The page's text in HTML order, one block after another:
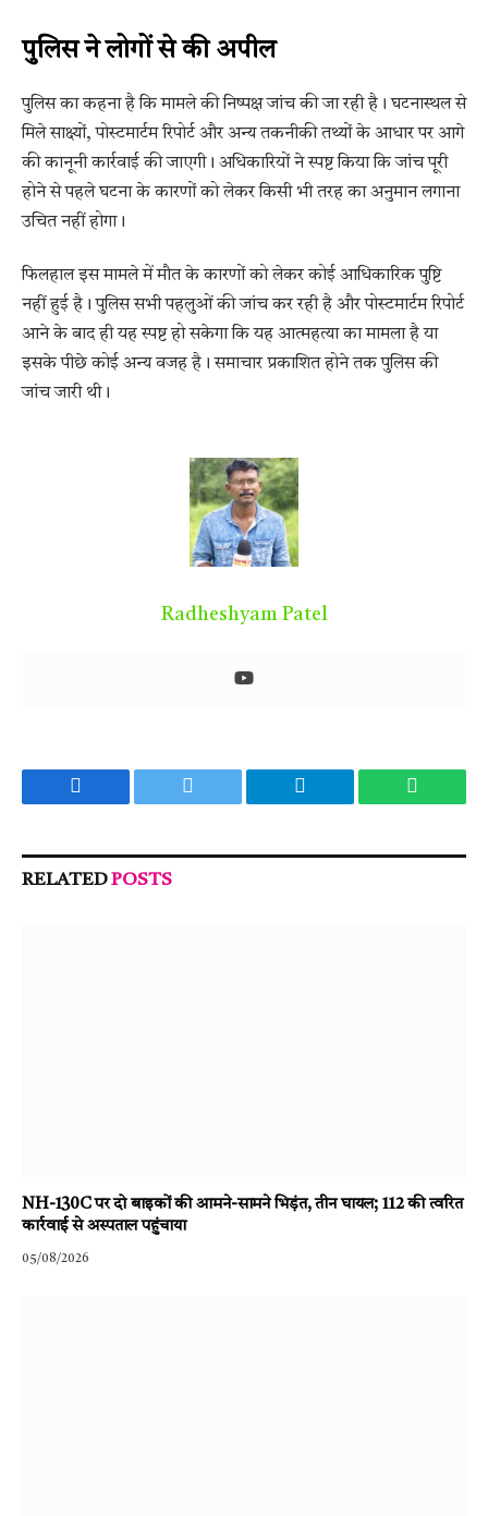
पुलिस ने लोगों से की अपील
पुलिस का कहना है कि मामले की निष्पक्ष जांच की जा रही है। घटनास्थल से
मिले साक्ष्यों, पोस्टमार्टम रिपोर्ट और अन्य तकनीकी तथ्यों के आधार पर आगे
की कानूनी कार्रवाई की जाएगी। अधिकारियों ने स्पष्ट किया कि जांच पूरी
होने से पहले घटना के कारणों को लेकर किसी भी तरह का अनुमान लगाना
उचित नहीं होगा।
फिलहाल इस मामले में मौत के कारणों को लेकर कोई आधिकारिक पुष्टि
नहीं हुई है। पुलिस सभी पहलुओं की जांच कर रही है और पोस्टमार्टम रिपोर्ट
आने के बाद ही यह स्पष्ट हो सकेगा कि यह आत्महत्या का मामला है या
इसके पीछे कोई अन्य वजह है। समाचार प्रकाशित होने तक पुलिस की
जांच जारी थी।
Radheshyam Patel
Facebook Twitter Telegram
RELATEDPOSTS
NH-130C पर दो बाइकों की आमने-सामने भिड़ंत, तीन घायल; 112 की त्वरित
कार्रवाई से अस्पताल पहुंचाया
05/08/2026